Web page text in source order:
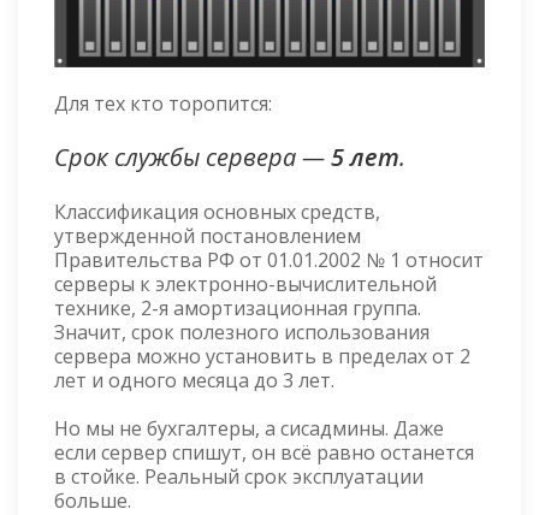
Для тех кто торопится:
Срок службы сервера —5 лет.
Классификация основных средств,
утвержденной постановлением
Правительства РФ от 01.01.2002 № 1 относит
серверы к электронно-вычислительной
технике, 2-я амортизационная группа.
Значит, срок полезного использования
сервера можно установить в пределах от 2
лет и одного месяца до 3 лет.
Но мы не бухгалтеры, а сисадмины. Даже
если сервер спишут, он всё равно останется
в стойке. Реальный срок эксплуатации
больше.